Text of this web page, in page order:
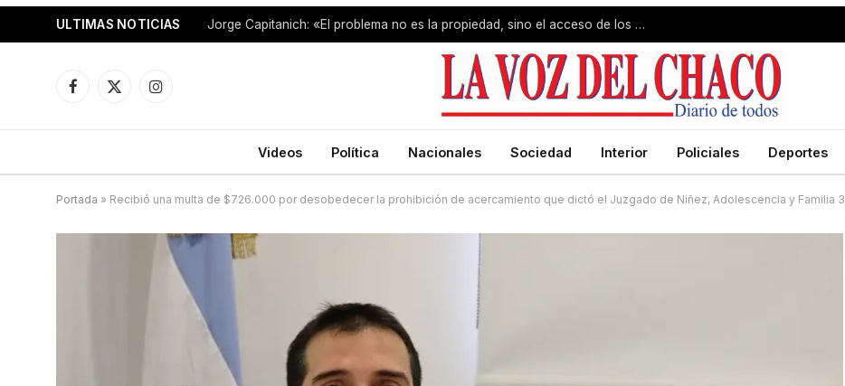
ULTIMAS NOTICIAS Jorge Capitanich: «El problema no es la propiedad, sino el acceso de los pobres»
Facebook
X
Instagram
Videos Política Nacionales Sociedad Interior Policiales Deportes
Portada » Recibió una multa de $726.000 por desobedecer la prohibición de acercamiento que dictó el Juzgado de Niñez, Adolescencia y Familia 3